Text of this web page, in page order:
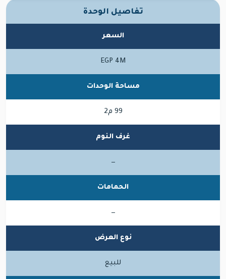
تفاصيل الوحدة
السعر
EGP 4M
مساحة الوحدات
99 م2
غرف النوم
—
الحمامات
—
نوع العرض
للبيع